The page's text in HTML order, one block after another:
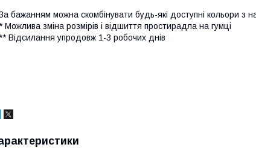
бажанням можна скомбінувати будь-які доступні кольори з
Можлива зміна розмірів і відшиття простирадла на гумці
Відсилання упродовж 1-3 робочих днів